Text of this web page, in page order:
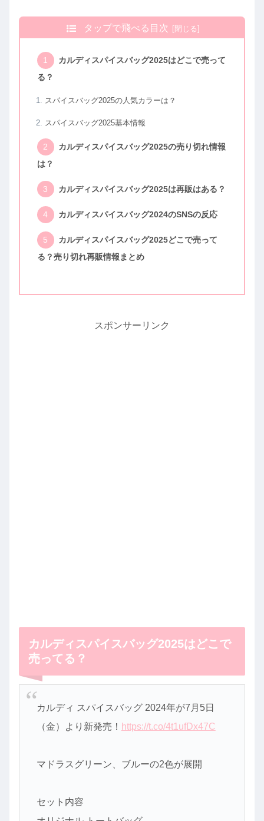
タップで飛べる目次
カルディスパイスバッグ2025はどこで売って
る？
スパイスバッグ2025の人気カラーは？
スパイスバッグ2025基本情報
カルディスパイスバッグ2025の売り切れ情報
は？
カルディスパイスバッグ2025は再販はある？
カルディスパイスバッグ2024のSNSの反応
カルディスパイスバッグ2025どこで売って
る？売り切れ再販情報まとめ
スポンサーリンク
カルディスパイスバッグ2025はどこで
売ってる？
カルディ スパイスバッグ 2024年が7月5日
（金）より新発売！ https://t.co/4t1ufDx47C
マドラスグリーン、ブルーの2色が展開
セット内容